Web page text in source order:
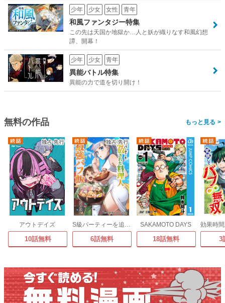
少年 少女 女性 青年
和風ファンタジー特集
この先は天国か地獄か…人と妖が織りなす和風幻想
譚、開幕！
少年 少女 青年
異能バトル特集
異能の力で道を切り開け！
無料の作品 >
アウトデイズ
10話無料 6話無料
SAKAMOTO DAYS
18話無料 3